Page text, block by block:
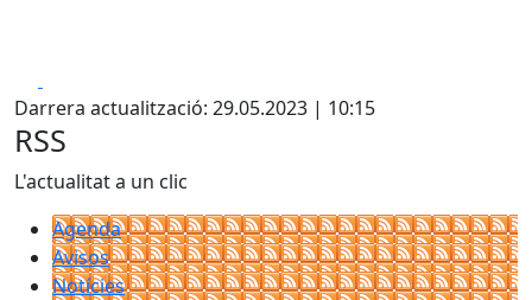
Darrera actualització: 29.05.2023 | 10:15
RSS
L'actualitat a un clic
Agenda
Avisos
Notícies